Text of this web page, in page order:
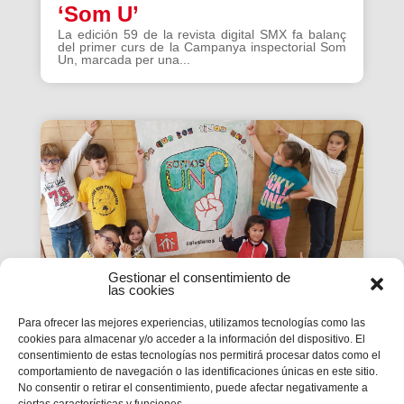
Gestionar el consentimiento de
las cookies
Para ofrecer las mejores experiencias, utilizamos tecnologías como las
cookies para almacenar y/o acceder a la información del dispositivo. El
consentimiento de estas tecnologías nos permitirá procesar datos como el
comportamiento de navegación o las identificaciones únicas en este sitio.
No consentir o retirar el consentimiento, puede afectar negativamente a
‘Som U’
La edición 59 de la revista digital SMX fa balanç
del primer curs de la Campanya inspectorial Som
Un, marcada per una...
La Revista SMX 59 hace
balance del primer curso de